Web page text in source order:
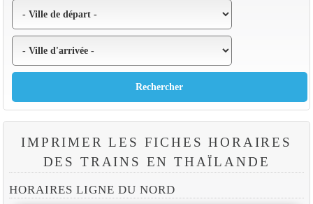
IMPRIMER LES FICHES HORAIRES
DES TRAINS EN THAÏLANDE
HORAIRES LIGNE DU NORD